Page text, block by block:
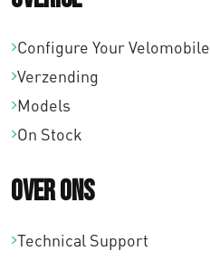
Configure Your Velomobile
Verzending
Models
On Stock
Over ons
Technical Support